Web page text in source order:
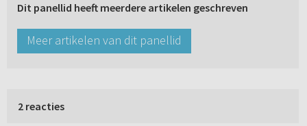
Dit panellid heeft meerdere artikelen geschreven
Meer artikelen van dit panellid
2 reacties